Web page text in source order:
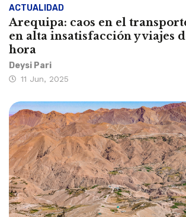
ACTUALIDAD
Arequipa: caos en el
en alta insatisfacción y viajes
hora
Deysi Pari
11 Jun, 2025